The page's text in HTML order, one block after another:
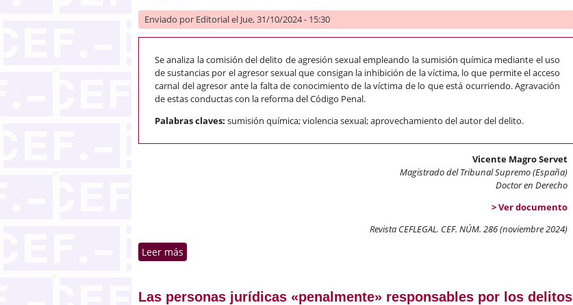
Enviado por Editorialel Jue, 31/10/2024 - 15:30
Se analiza la comisión del delito de agresión sexual empleando la sumisión química mediante el uso
de sustancias por el agresor sexual que consigan la inhibición de la víctima, lo que permite el acceso
carnal del agresor ante la falta de conocimiento de la víctima de lo que está ocurriendo. Agravación
de estas conductas con la reforma del Código Penal.
Palabras claves: sumisión química; violencia sexual; aprovechamiento del autor del delito.
Vicente Magro Servet
Magistrado del Tribunal Supremo (España)
Doctor en Derecho
> Ver documento
Revista CEFLEGAL. CEF. NÚM. 286 (noviembre 2024)
Leer más
Las personas jurídicas «penalmente» responsables por los delitos